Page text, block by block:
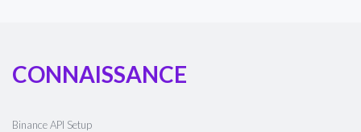
CONNAISSANCE
Binance API Setup